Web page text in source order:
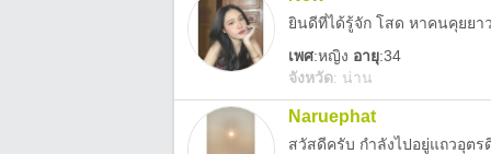
ยินดีที่ได้รู้จัก โสด หาคนคุยยา
เพศ:หญิง อายุ:34
จังหวัด: น่าน
Naruephat
สวัสดีครับ กำลังไปอยู่แถวอุตร